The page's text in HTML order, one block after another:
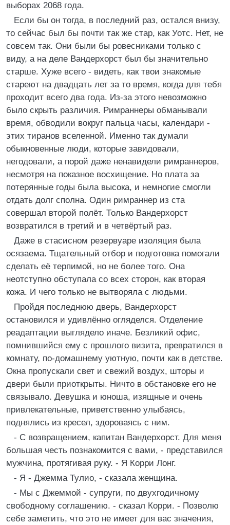
выборах 2068 года.
Если бы он тогда, в последний раз, остался внизу,
то сейчас был бы почти так же стар, как Уотс. Нет, не
совсем так. Они были бы ровесниками только с
виду, а на деле Вандерхорст был бы значительно
старше. Хуже всего - видеть, как твои знакомые
стареют на двадцать лет за то время, когда для тебя
проходит всего два года. Из-за этого невозможно
было скрыть различия. Римраннеры обманывали
время, обводили вокруг пальца часы, календари -
этих тиранов вселенной. Именно так думали
обыкновенные люди, которые завидовали,
негодовали, а порой даже ненавидели римраннеров,
несмотря на показное восхищение. Но плата за
потерянные годы была высока, и немногие смогли
отдать долг сполна. Один римраннер из ста
совершал второй полёт. Только Вандерхорст
возвратился в третий и в четвёртый раз.
Даже в стасисном резервуаре изоляция была
осязаема. Тщательный отбор и подготовка помогали
сделать её терпимой, но не более того. Она
неотступно обступала со всех сторон, как вторая
кожа. И чего только не вытворяла с людьми.
Пройдя последнюю дверь, Вандерхорст
остановился и удивлённо огляделся. Отделение
реадаптации выглядело иначе. Безликий офис,
помнившийся ему с прошлого визита, превратился в
комнату, по-домашнему уютную, почти как в детстве.
Окна пропускали свет и свежий воздух, шторы и
двери были приоткрыты. Ничто в обстановке его не
связывало. Девушка и юноша, изящные и очень
привлекательные, приветственно улыбаясь,
поднялись из кресел, здороваясь с ним.
- С возвращением, капитан Вандерхорст. Для меня
большая честь познакомится с вами, - представился
мужчина, протягивая руку. - Я Корри Лонг.
- Я - Джемма Тулио, - сказала женщина.
- Мы с Джеммой - супруги, по двухгодичному
свободному соглашению. - сказал Корри. - Позволю
себе заметить, что это не имеет для вас значения,